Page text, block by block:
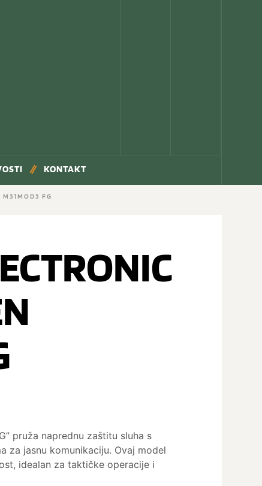
KONTAKT
FG
pruža naprednu zaštitu sluha s
za jasnu komunikaciju. Ovaj model
idealan za taktičke operacije i